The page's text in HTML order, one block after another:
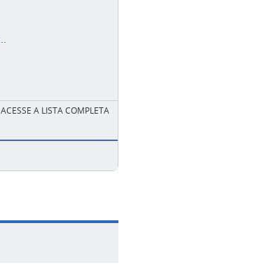
ACESSE A LISTA COMPLETA